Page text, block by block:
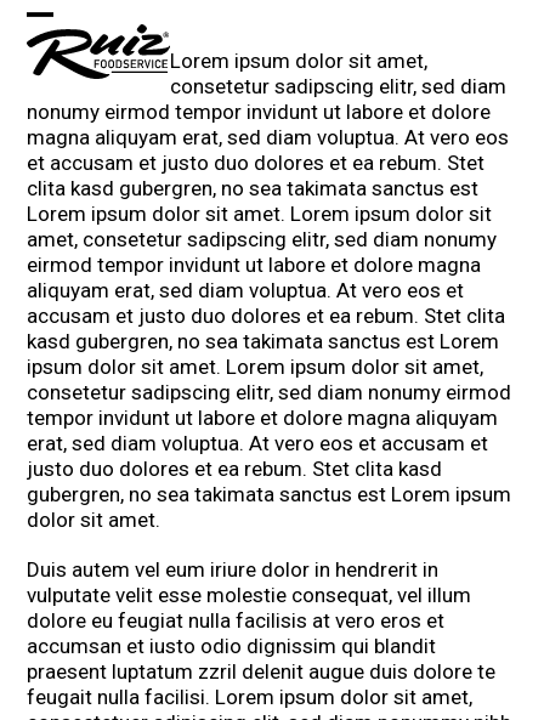
Skip
content
Open
mobile
menu
Close
mobile
menu
Lorem ipsum dolor sit amet,
consetetur sadipscing elitr, sed diam
nonumy eirmod tempor invidunt ut labore et dolore
magna aliquyam erat, sed diam voluptua. At vero eos
et accusam et justo duo dolores et ea rebum. Stet
clita kasd gubergren, no sea takimata sanctus est
Lorem ipsum dolor sit amet. Lorem ipsum dolor sit
amet, consetetur sadipscing elitr, sed diam nonumy
eirmod tempor invidunt ut labore et dolore magna
aliquyam erat, sed diam voluptua. At vero eos et
accusam et justo duo dolores et ea rebum. Stet clita
kasd gubergren, no sea takimata sanctus est Lorem
ipsum dolor sit amet. Lorem ipsum dolor sit amet,
consetetur sadipscing elitr, sed diam nonumy eirmod
tempor invidunt ut labore et dolore magna aliquyam
erat, sed diam voluptua. At vero eos et accusam et
justo duo dolores et ea rebum. Stet clita kasd
gubergren, no sea takimata sanctus est Lorem ipsum
dolor sit amet.
Duis autem vel eum iriure dolor in hendrerit in
vulputate velit esse molestie consequat, vel illum
dolore eu feugiat nulla facilisis at vero eros et
accumsan et iusto odio dignissim qui blandit
praesent luptatum zzril delenit augue duis dolore te
feugait nulla facilisi. Lorem ipsum dolor sit amet,